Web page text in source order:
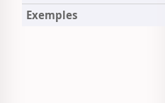
Exemples